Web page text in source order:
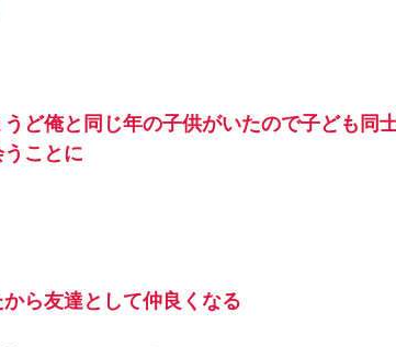
ど俺と同じ年の子供がいたので子ども同
ことに
ら友達として仲良くなる